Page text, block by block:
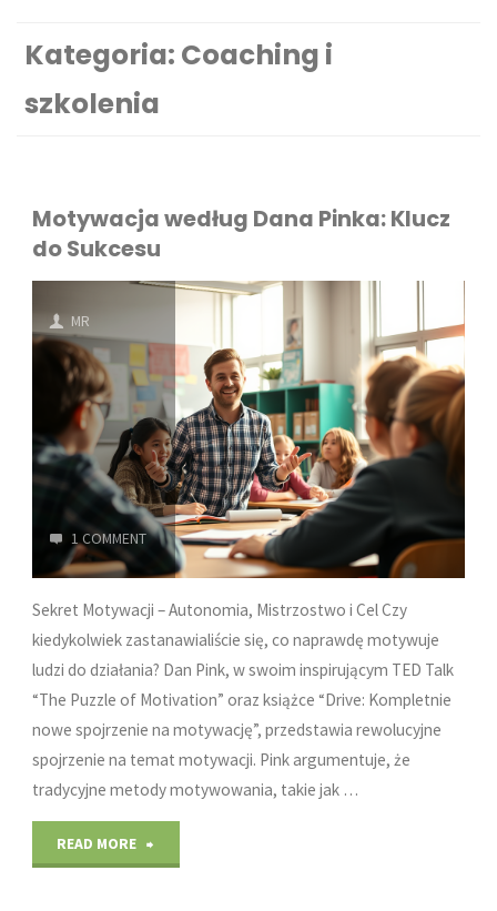
Kategoria: Coaching i
szkolenia
Motywacja według Dana Pinka: Klucz
do Sukcesu
MR
1 COMMENT
Sekret Motywacji – Autonomia, Mistrzostwo i Cel Czy
kiedykolwiek zastanawialiście się, co naprawdę motywuje
ludzi do działania? Dan Pink, w swoim inspirującym TED Talk
“The Puzzle of Motivation” oraz książce “Drive: Kompletnie
nowe spojrzenie na motywację”, przedstawia rewolucyjne
spojrzenie na temat motywacji. Pink argumentuje, że
tradycyjne metody motywowania, takie jak …
READ MORE "Motywacja